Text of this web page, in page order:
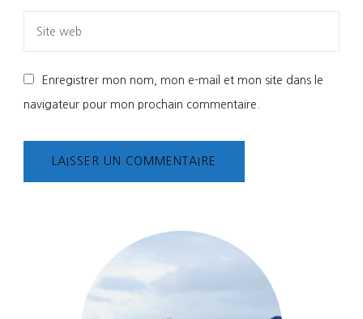
Enregistrer mon nom, mon e-mail et mon site dans le
navigateur pour mon prochain commentaire.